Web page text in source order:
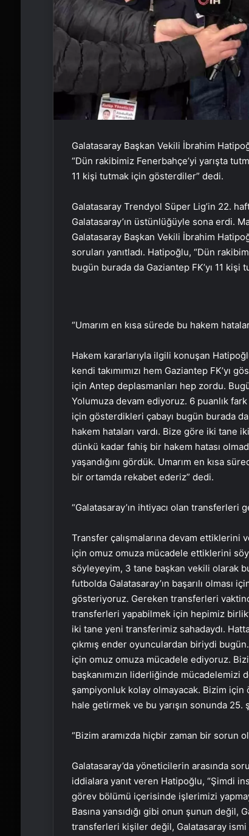
Galatasaray Başkan Vekili İbrahim
“Dün rakibimiz Fenerbahçe’yi yarışta
11 kişi tutmak için gösterdiler” dedi.
Galatasaray Trendyol Süper Lig’in 22.
Galatasaray’ın üstünlüğüyle sona erdi.
Galatasaray Başkan Vekili İbrahim
soruları yanıtladı. Hatipoğlu, “Dün
bugün burada da Gaziantep FK’yı 11
“Umarım en kısa sürede bu hakem
Hakem kararlarıyla ilgili konuşan
kendi takımımızı hem Gaziantep FK’yı
için Antep deplasmanları hep zordu.
Yolumuza devam ediyoruz. 6 puanlık
için gösterdikleri çabayı bugün burada
hakem hataları vardı. Bize göre iki tane
dünkü kadar fahiş bir hakem hatası
yaşandığını gördük. Umarım en kısa
bir ortamda rekabet ederiz” dedi.
“Galatasaray’ın ihtiyacı olan
Transfer çalışmalarına devam ettiklerini
için omuz omuza mücadele ettiklerini
söyleyeyim, 3 tane başkan vekili olarak
futbolda Galatasaray’ın başarılı olması
gösteriyoruz. Gereken transferleri
transferleri yapabilmek için hepimiz
iki tane yeni transferimiz sahadaydı.
çıkmış ender oyunculardan biriydi
için omuz omuza mücadele ediyoruz.
başkanımızın liderliğinde
şampiyonluk kolay olmayacak. Bizim için
hale getirmek ve bu yarışın sonunda
“Bizim aramızda hiçbir zaman bir sorun
Galatasaray’da yöneticilerin arasında
iddialara yanıt veren Hatipoğlu, “Şimdi
görev bölümü içerisinde işlerimizi
Basına yansıdığı gibi onun şunun değil,
transferleri kişiler değil, Galatasaray ismi